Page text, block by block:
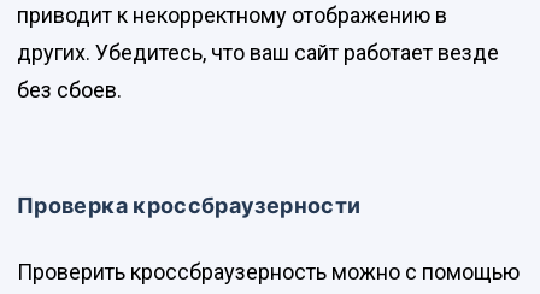
приводит к некорректному отображению в
других. Убедитесь, что ваш сайт работает везде
без сбоев.
Проверка кроссбраузерности
Проверить кроссбраузерность можно с помощью